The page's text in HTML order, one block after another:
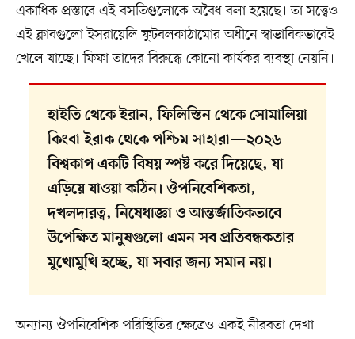
একাধিক প্রস্তাবে এই বসতিগুলোকে অবৈধ বলা হয়েছে। তা সত্ত্বেও
এই ক্লাবগুলো ইসরায়েলি ফুটবলকাঠামোর অধীনে স্বাভাবিকভাবেই
খেলে যাচ্ছে। ফিফা তাদের বিরুদ্ধে কোনো কার্যকর ব্যবস্থা নেয়নি।
হাইতি থেকে ইরান, ফিলিস্তিন থেকে সোমালিয়া
কিংবা ইরাক থেকে পশ্চিম সাহারা—২০২৬
বিশ্বকাপ একটি বিষয় স্পষ্ট করে দিয়েছে, যা
এড়িয়ে যাওয়া কঠিন। ঔপনিবেশিকতা,
দখলদারত্ব, নিষেধাজ্ঞা ও আন্তর্জাতিকভাবে
উপেক্ষিত মানুষগুলো এমন সব প্রতিবন্ধকতার
মুখোমুখি হচ্ছে, যা সবার জন্য সমান নয়।
অন্যান্য ঔপনিবেশিক পরিস্থিতির ক্ষেত্রেও একই নীরবতা দেখা